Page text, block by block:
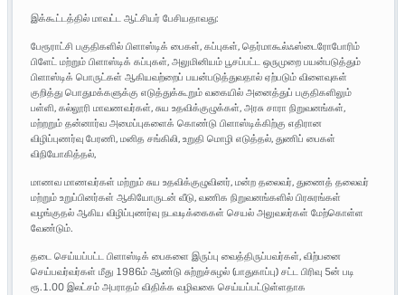
இக்கூட்டத்தில் மாவட்ட ஆட்சியர் பேசியதாவது:
பேரூராட்சி பகுதிகளில் பிளாஸ்டிக் பைகள், கப்புகள், தெர்மாகூல்ஃஸ்டைரோபோரிம்
பிளேட் மற்றும் பிளாஸ்டிக் கப்புகள், அலுமினியம் பூசப்பட்ட ஒருமுறை பயன்படுத்தும்
பிளாஸ்டிக் பொருட்கள் ஆகியவற்றைப் பயன்படுத்துவதால் ஏற்படும் விளைவுகள்
குறித்து பொதுமக்களுக்கு எடுத்துக்கூறும் வகையில் அனைத்துப் பகுதிகளிலும்
பள்ளி, கல்லூரி மாவணவர்கள், சுய உதவிக்குழுக்கள், அரசு சாரா நிறுவனங்கள்,
மற்றறும் தன்னார்வ அமைப்புகளைக் கொண்டு பிளாஸ்டிக்கிற்கு எதிரான
விழிப்புணர்வு பேரணி, மனித சங்கிலி, உறுதி மொழி எடுத்தல், துணிப் பைகள்
விநியோகித்தல்,
மாணவ மாணவர்கள் மற்றும் சுய உதவிக்குழுவினர், மன்ற தலைவர், துணைத் தலைவர்
மற்றும் உறுப்பினர்கள் ஆகியோருடன் வீடு, வணிக நிறுவனங்களில் பிரசுரங்கள்
வழங்குதல் ஆகிய விழிப்புணர்வு நடவடிக்கைகள் செயல் அலுவலர்கள் மேற்கொள்ள
வேண்டும்.
தடை செய்யப்பட்ட பிளாஸ்டிக் பைகளை இருப்பு வைத்திருப்பவர்கள், விற்பனை
செய்பவர்வர்கள் மீது 1986ம் ஆண்டு சுற்றுச்சுழல் (பாதுகாப்பு) சட்ட பிரிவு 5ன் படி
ரூ.1.00 இலட்சம் அபராதம் விதிக்க வழிவகை செய்யப்பட்டுள்ளதாக